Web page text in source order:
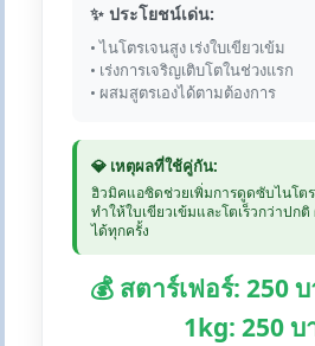
✨ ประโยชน์เด่น:
• ไนโตรเจนสูง เร่งใบเขียวเข้ม
• เร่งการเจริญเติบโตในช่วงแรก
• ผสมสูตรเองได้ตามต้องการ
💎 เหตุผลที่ใช้คู่กัน:
ฮิวมิคแอซิดช่วยเพิ่มการดูดซับไนโตร
ทำให้ใบเขียวเข้มและโตเร็วกว่าปก
ได้ทุกครั้ง
💰 สตาร์เฟอร์: 250
1kg: 250 บ